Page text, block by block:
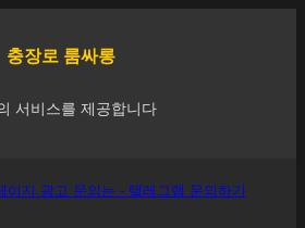
충장로 룸싸롱
서비스를 제공합니다
이지 광고 문의는 - 텔레그램 문의하기